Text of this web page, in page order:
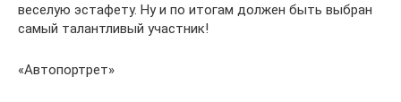
веселую эстафету. Ну и по итогам должен быть выбран
самый талантливый участник!
«Автопортрет»